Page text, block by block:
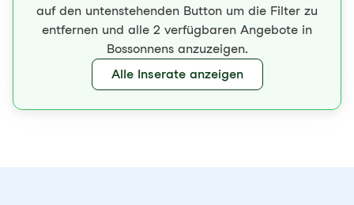
auf den untenstehenden Button um die Filter zu
entfernen und alle 2 verfügbaren Angebote in
Bossonnens anzuzeigen.
Alle Inserate anzeigen